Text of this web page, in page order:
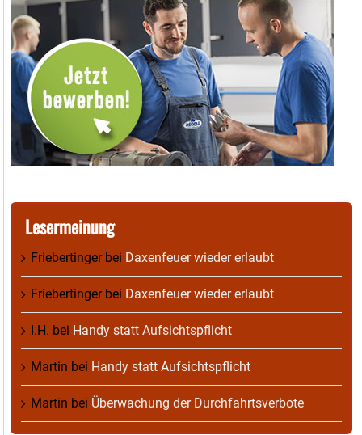
Lesermeinung
Friebertingerbei Daxenfeuer wieder erlaubt
Friebertingerbei Daxenfeuer wieder erlaubt
I.H. bei Handy statt Aufsichtspflicht
Martin bei Handy statt Aufsichtspflicht
Martin bei Überwachung der Durchfahrtsverbote